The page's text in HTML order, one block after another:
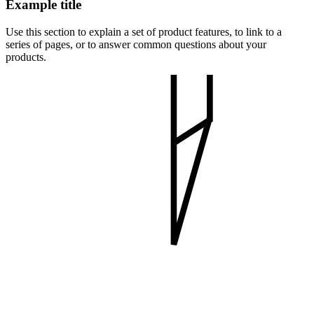
Example title
Use this section to explain a set of product features, to link to a
series of pages, or to answer common questions about your
products.